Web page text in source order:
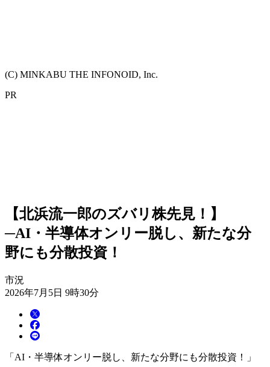
(C) MINKABU THE INFONOID, Inc.
PR
【北浜流一郎のズバリ株先見！】
─AI・半導体オンリー脱し、新たな分
野にも分散投資！
市況
2026年7月5日 9時30分
「AI・半導体オンリー脱し、新たな分野にも分散投資！」